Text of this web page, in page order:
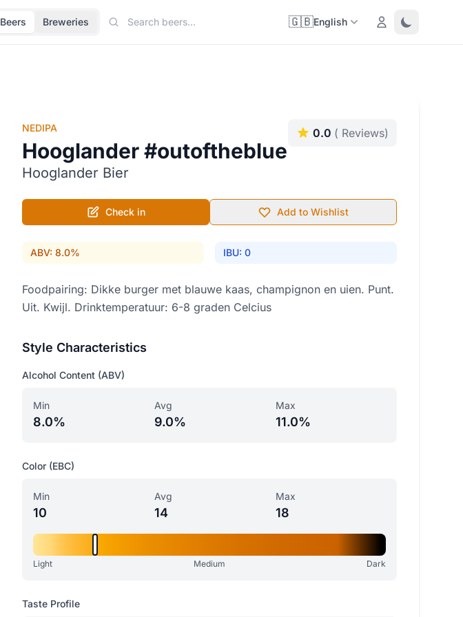
Beers Breweries 🇬🇧English Login Toggle
NEDIPA
Hooglander #outoftheblue
Hooglander Bier
0.0 ( Reviews)
Check in Add to Wishlist
ABV: 8.0% IBU: 0
Foodpairing: Dikke burger met blauwe kaas, champignon en uien. Punt.
Uit. Kwijl. Drinktemperatuur: 6-8 graden Celcius
Style Characteristics
Alcohol Content (ABV)
Min
8.0%
Avg
9.0%
Max
11.0%
Color (EBC)
Min
10
Avg
14
Max
18
Light Medium Dark
Taste Profile